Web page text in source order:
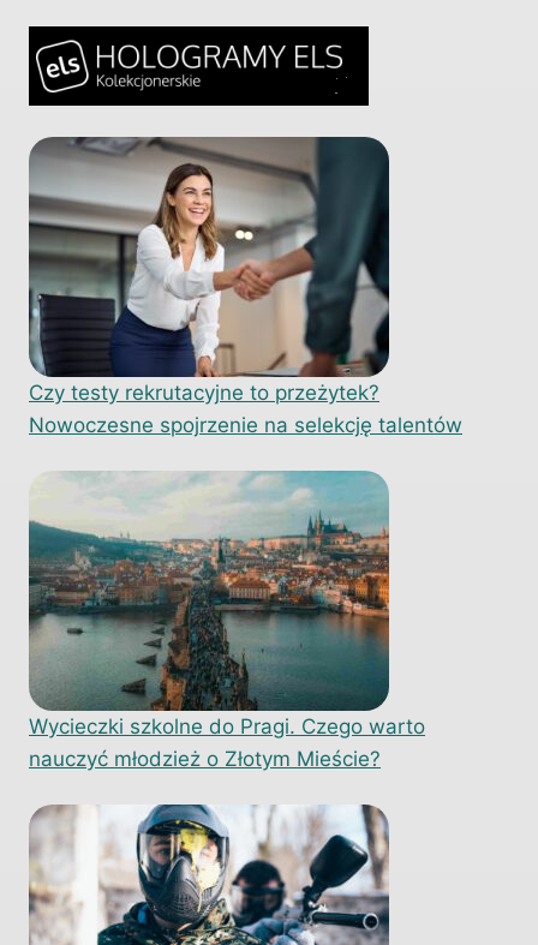
Czy testy rekrutacyjne to przeżytek?
Nowoczesne spojrzenie na selekcję talentów
Wycieczki szkolne do Pragi. Czego warto
nauczyć młodzież o Złotym Mieście?